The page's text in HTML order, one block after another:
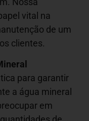
vital na
de um
clientes.
para garantir
a água mineral
em